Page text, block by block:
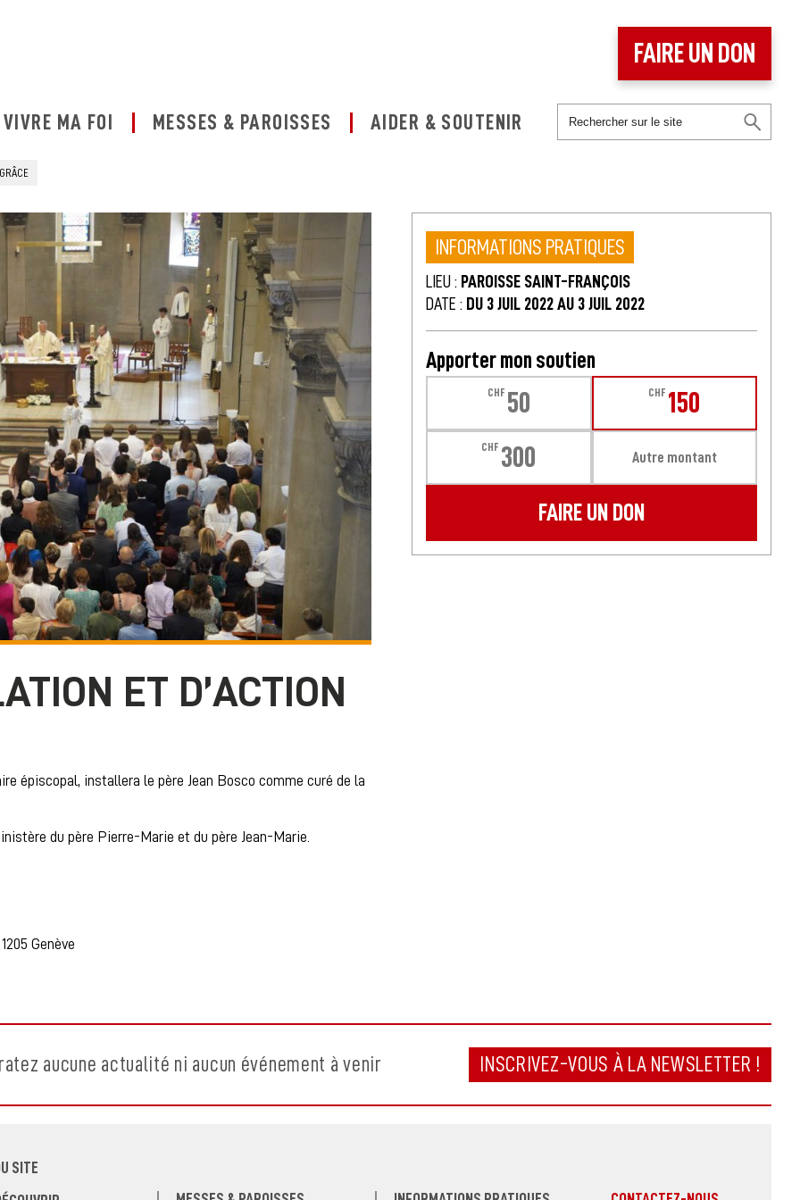
VIVRE MA FOI MESSES & PAROISSES AIDER & SOUTENIR
FAIRE UN DON
ET D’ACTION
épiscopal, installera le père Jean Bosco comme curé de la
du père Pierre-Marie et du père Jean-Marie.
Genève
INFORMATIONS PRATIQUES
LIEU : PAROISSE SAINT-FRANÇOIS
DATE : DU 3 JUIL 2022 AU 3 JUIL 2022
Apporter mon soutien
CHF 50 CHF 150
CHF 300 Autre montant
FAIRE UN DON
aucune actualité ni aucun événement à venir INSCRIVEZ-VOUS À LA NEWSLETTER !
SITE